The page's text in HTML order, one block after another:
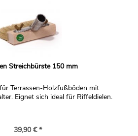
Streichbürste 150 mm
Terrassen-Holzfußböden mit
Eignet sich ideal für Riffeldielen.
39,90 € *